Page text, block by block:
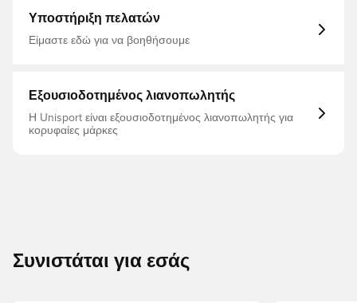
επιτάχυνση χωρίς καθυστέρηση, δυναμική πρόσφυση
και περιστροφή Με κλασικό προσαρμοστικό σύστημα
κορδονιών και γλώσσα ενισχυμένη με TPU Καρφιά FG
Υποστήριξη πελατών
Είμαστε εδώ για να βοηθήσουμε
Εξουσιοδοτημένος λιανοπωλητής
Η Unisport είναι εξουσιοδοτημένος λιανοπωλητής για
κορυφαίες μάρκες
Συνιστάται για εσάς